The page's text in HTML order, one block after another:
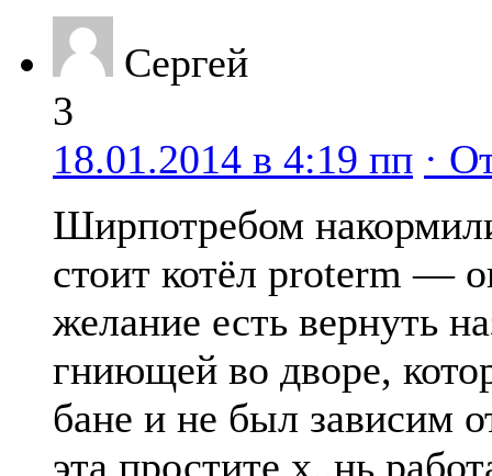
Сергей
3
18.01.2014 в 4:19 пп ·
Ширпотребом
стоит котёл proterm —
желание есть вернуть
гниющей во дворе,
бане и не был зависим
эта простите х..нь